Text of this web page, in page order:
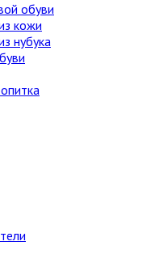
обуви
кожи
нубука